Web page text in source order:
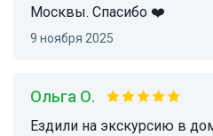
Москвы. Спасибо ❤️
9 ноября 2025
Ольга О.
Ездили на экскурсию в домбай с Ромой. Всё